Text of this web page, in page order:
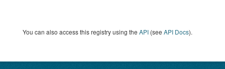
You can also access this registry using the API (see API Docs).